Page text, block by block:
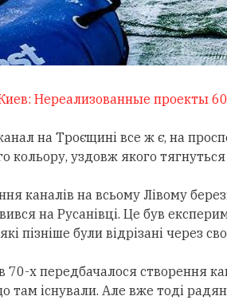
Нереализованные проекты
на Троєщині все ж є, на
кольору, уздовж якого тягнуться
каналів на всьому Лівому
на Русанівці. Це був
пізніше були відрізані через
70-х передбачалося створення
там існували. Але вже тоді